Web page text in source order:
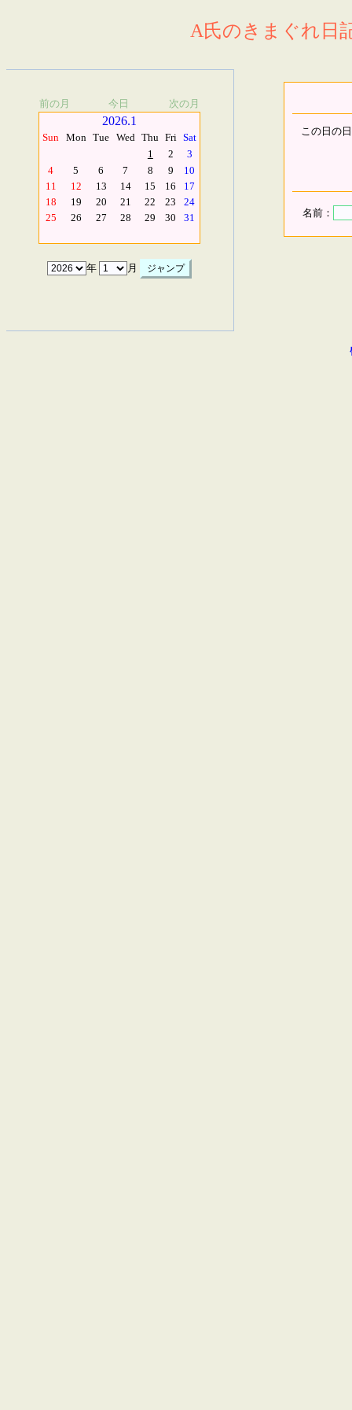
A氏のきまぐれ日
前の月 今日 次の月
2026.1
Sun Mon Tue Wed Thu Fri Sat
1
2
3
4
5 6 7 8 9
10
11
12 13 14 15 16
17
18
19 20 21 22 23
24
25
26 27 28 29 30 31
年 月
この日の
名前：